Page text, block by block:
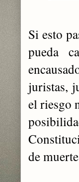
Si esto
pueda
juristas,
el riesgo
de